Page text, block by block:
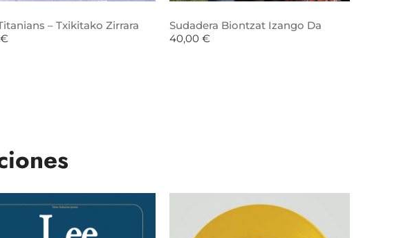
– Txikitako Zirrara
€
Sudadera Biontzat Izango Da
40,00 €